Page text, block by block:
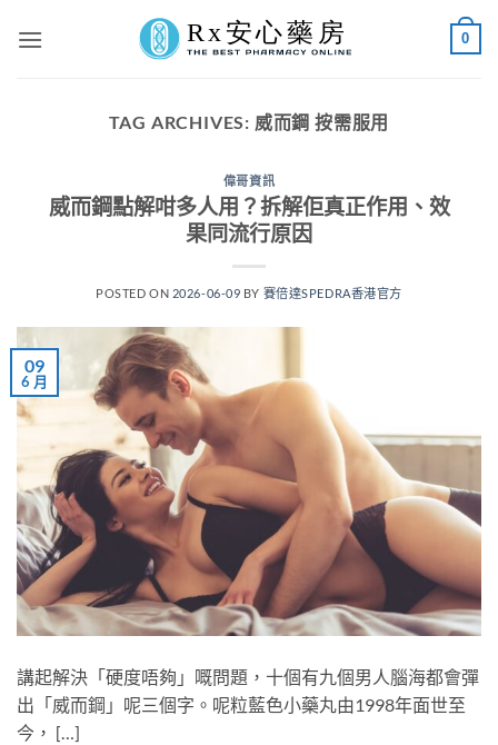
0
TAG ARCHIVES: 威而鋼 按需服用
偉哥資訊
威而鋼點解咁多人用？拆解佢真正作用、效
果同流行原因
POSTED ON 2026-06-09 BY 賽倍達SPEDRA香港官方
09
6 月
講起解決「硬度唔夠」嘅問題，十個有九個男人腦海都會彈
出「威而鋼」呢三個字。呢粒藍色小藥丸由1998年面世至
今， […]